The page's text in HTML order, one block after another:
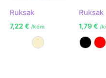
Ruksak
7,22 € /kom
Prirodna
Ruksak
1,79€ /
Crna